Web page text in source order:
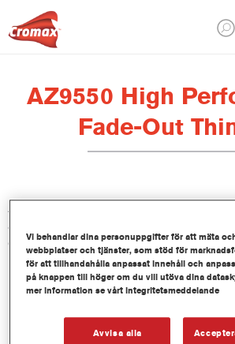
AZ9550 High
Fade-Out
AZ9550 - AZ9550A HP Fade-Out Thinner
använder Cromax nya generationens
en smidig och osynlig fläckreparation med
Produktfunktioner
Snabb och lättanvänd produkt för att
övergångar i utbättringsområdet.
Lätt att polera.
Vi behandlar dina personuppgifter för att mäta
webbplatser och tjänster, som stöd för
för att tillhandahålla anpassat innehåll och
på knappen till höger om du vill utöva dina
mer information se vårt integritetsmeddelande
Avvisa alla